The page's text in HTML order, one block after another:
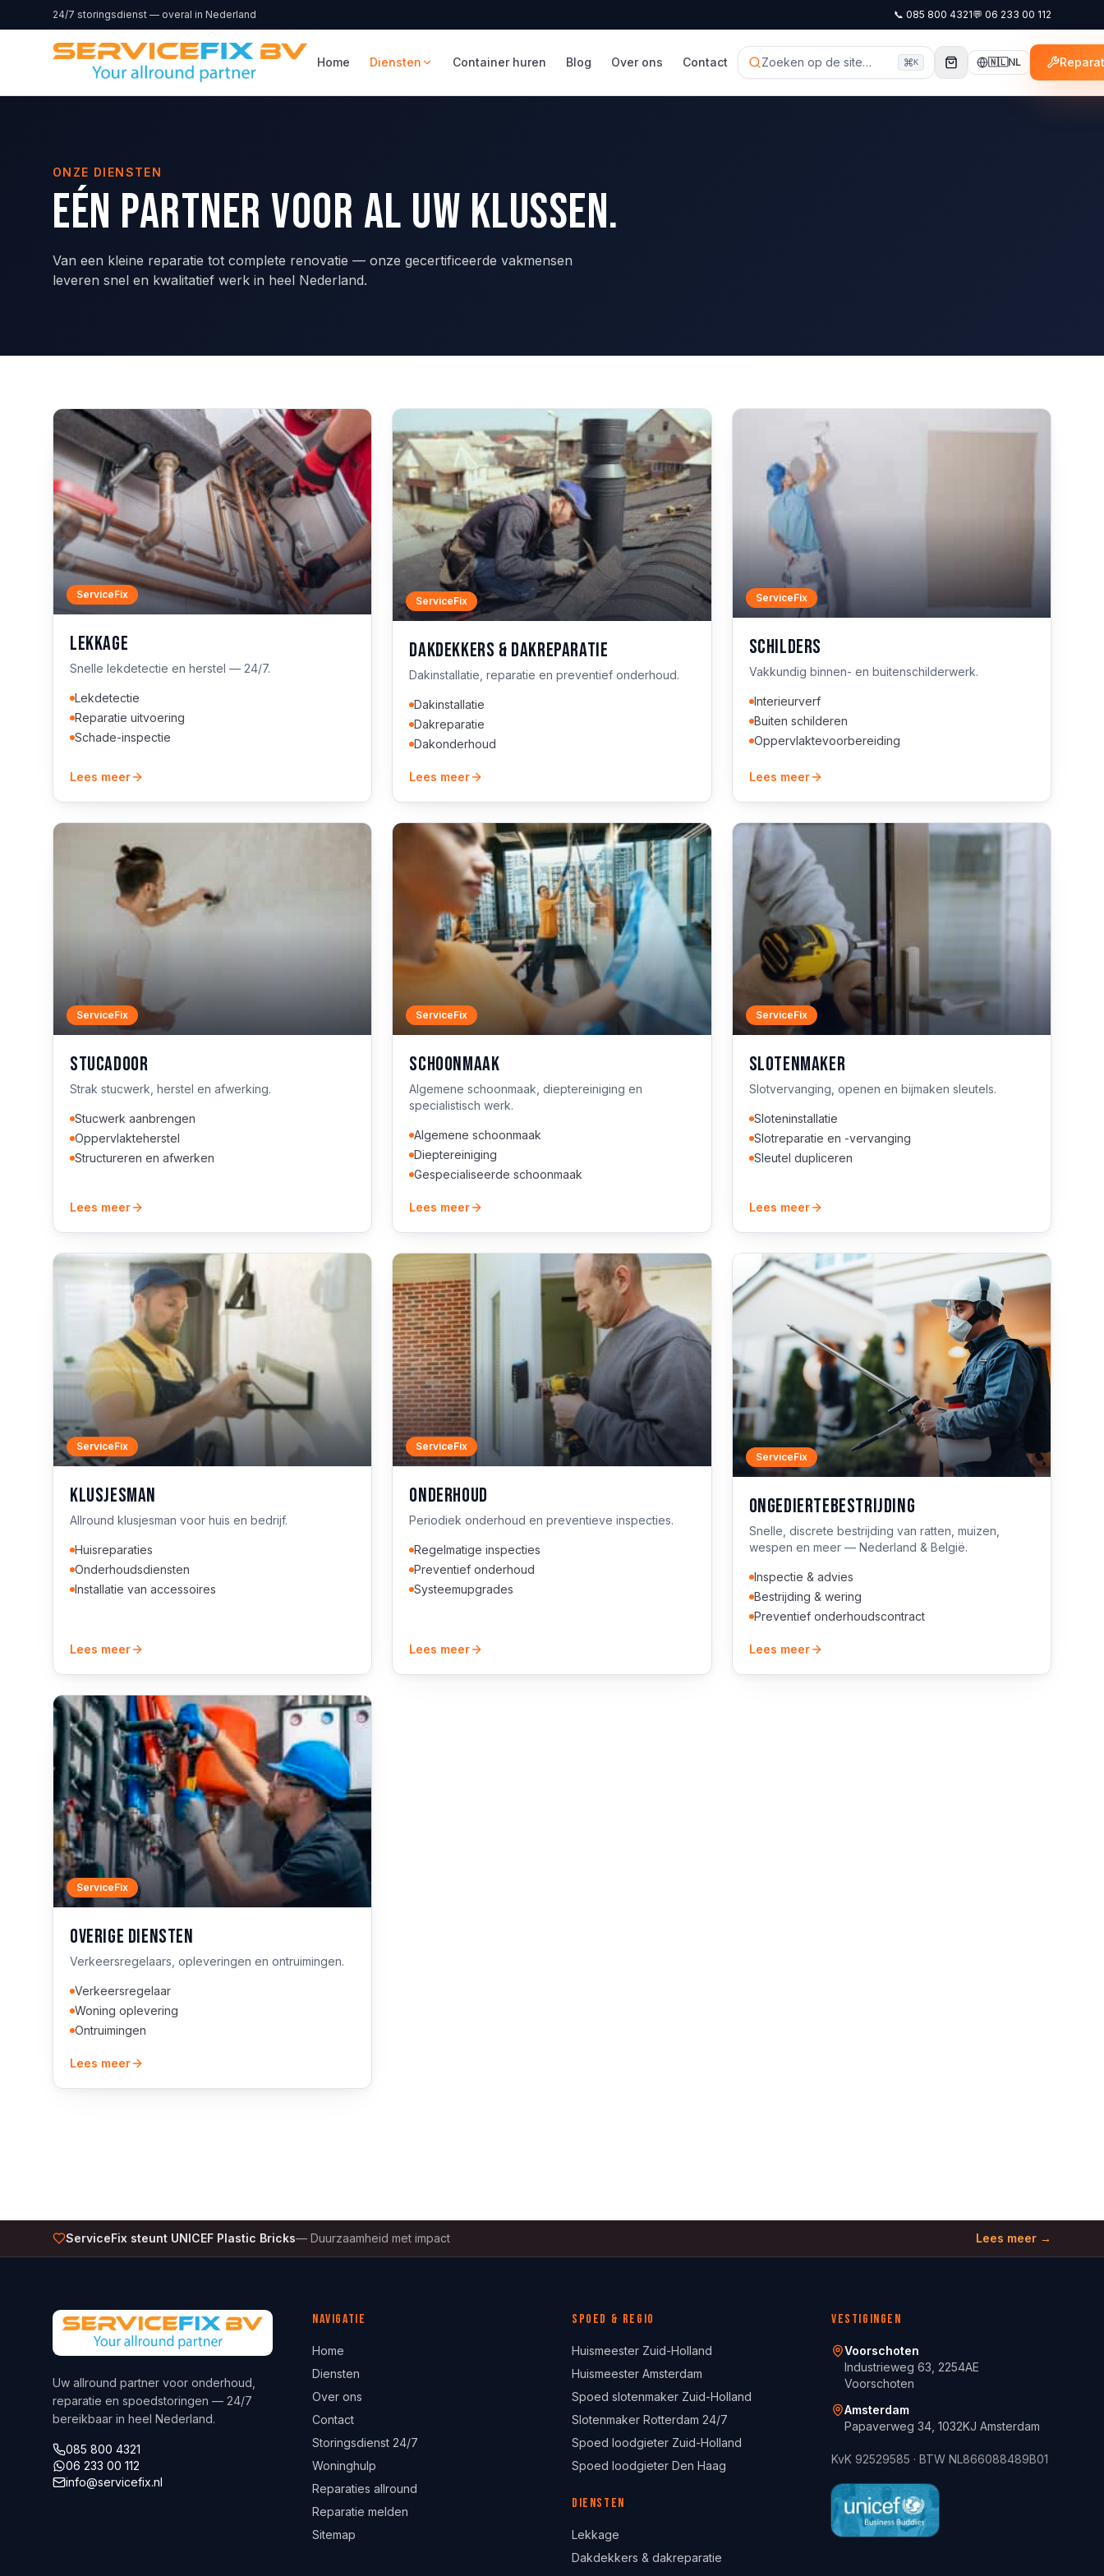
Direct naar inhoud
24/7 storingsdienst — overal in Nederland 📞 085 800 4321💬 06 233 00 112
Home Diensten Container huren Blog Over ons Contact Zoeken op de site… K 🇳🇱NL
ONZE DIENSTEN
Eén partner voor al uw klussen.
Van een kleine reparatie tot complete renovatie — onze gecertificeerde vakmensen
leveren snel en kwalitatief werk in heel Nederland.
ServiceFix
Lekkage
Snelle lekdetectie en herstel — 24/7.
Lekdetectie
Reparatie uitvoering
Schade-inspectie
Lees meer
ServiceFix
Dakdekkers & dakreparatie
Dakinstallatie, reparatie en preventief onderhoud.
Dakinstallatie
Dakreparatie
Dakonderhoud
Lees meer
ServiceFix
Schilders
Vakkundig binnen- en buitenschilderwerk.
Interieurverf
Buiten schilderen
Oppervlaktevoorbereiding
Lees meer
ServiceFix
Stucadoor
Strak stucwerk, herstel en afwerking.
Stucwerk aanbrengen
Oppervlakteherstel
Structureren en afwerken
Lees meer
ServiceFix
Schoonmaak
Algemene schoonmaak, dieptereiniging en
specialistisch werk.
Algemene schoonmaak
Dieptereiniging
Gespecialiseerde schoonmaak
Lees meer
ServiceFix
Slotenmaker
Slotvervanging, openen en bijmaken sleutels.
Sloteninstallatie
Slotreparatie en -vervanging
Sleutel dupliceren
Lees meer
ServiceFix
Klusjesman
Allround klusjesman voor huis en bedrijf.
Huisreparaties
Onderhoudsdiensten
Installatie van accessoires
Lees meer
ServiceFix
Onderhoud
Periodiek onderhoud en preventieve inspecties.
Regelmatige inspecties
Preventief onderhoud
Systeemupgrades
Lees meer
ServiceFix
Ongediertebestrijding
Snelle, discrete bestrijding van ratten, muizen,
wespen en meer — Nederland & België.
Inspectie & advies
Bestrijding & wering
Preventief onderhoudscontract
Lees meer
ServiceFix
Overige diensten
Verkeersregelaars, opleveringen en ontruimingen.
Verkeersregelaar
Woning oplevering
Ontruimingen
Lees meer
ServiceFix steunt UNICEF Plastic Bricks— Duurzaamheid met impact Lees meer →
Uw allround partner voor onderhoud,
reparatie en spoedstoringen — 24/7
bereikbaar in heel Nederland.
085 800 4321
06 233 00 112
info@servicefix.nl
Navigatie
Home
Diensten
Over ons
Contact
Storingsdienst 24/7
Woninghulp
Reparaties allround
Reparatie melden
Sitemap
Spoed & regio
Huismeester Zuid-Holland
Huismeester Amsterdam
Spoed slotenmaker Zuid-Holland
Slotenmaker Rotterdam 24/7
Spoed loodgieter Zuid-Holland
Spoed loodgieter Den Haag
Diensten
Lekkage
Dakdekkers & dakreparatie
Vestigingen
Voorschoten
Industrieweg 63, 2254AE
Voorschoten
Amsterdam
Papaverweg 34, 1032KJ Amsterdam
KvK 92529585 · BTW NL866088489B01